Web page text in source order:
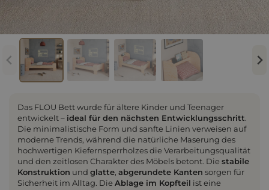
Das FLOU Bett wurde für ältere Kinder und Teenager
entwickelt – ideal für den nächsten Entwicklungsschritt.
Die minimalistische Form und sanfte Linien verweisen auf
moderne Trends, während die natürliche Maserung des
hochwertigen Kiefernsperrholzes die Verarbeitungsqualität
und den zeitlosen Charakter des Möbels betont. Die stabile
Konstruktion und glatte, abgerundete Kanten sorgen für
Sicherheit im Alltag. Die Ablage im Kopfteil ist eine